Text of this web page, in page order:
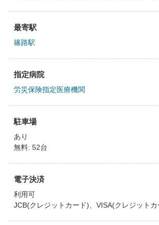
最寄駅
篠路駅
指定病院
労災保険指定医療機関
駐車場
あり
無料: 52台
電子決済
利用可
JCB(クレジットカード)、VISA(クレジットカ